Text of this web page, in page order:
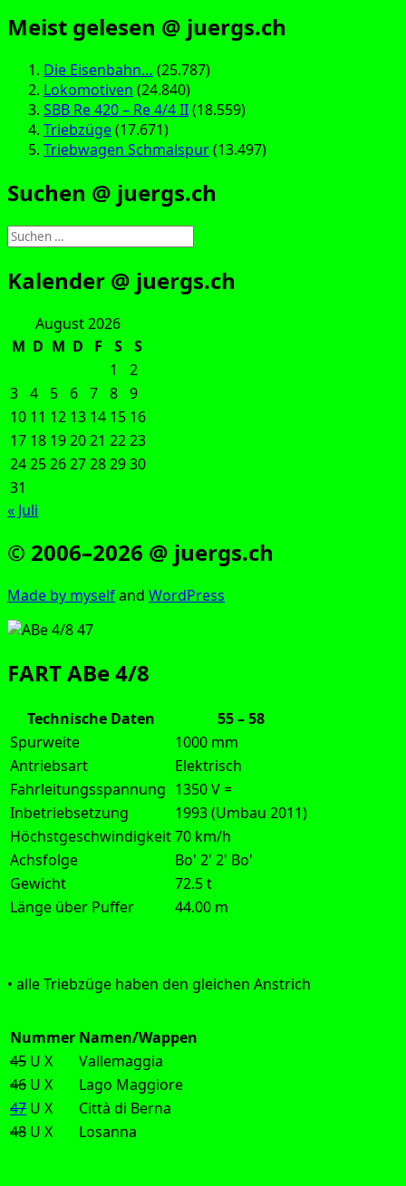
Meist gelesen @ juergs.ch
Die Eisenbahn… (25.787)
Lokomotiven (24.840)
SBB Re 420 – Re 4/4 II(18.559)
Triebzüge(17.671)
Triebwagen Schmalspur(13.497)
Suchen @ juergs.ch
Suchen
nach:
Kalender @ juergs.ch
August 2026
M D M D F S
S
1
2
3 4 5 6 7 8 9
10 11 12 13 14 15 16
17 18 192021 2223
24252627282930
31
« Juli
© 2006–2026 @ juergs.ch
Made by mys­elfand Word­Press
FART ABe 4/8
Technische Daten
55 – 58
Spurweite
1000 mm
Antriebsart
Elektrisch
Fahrleitungsspannung 1350 V =
Inbetriebsetzung
1993 (Umbau 2011)
Höchstgeschwindigkeit70 km/h
Achsfolge
Bo' 2' 2' Bo'
Gewicht
72.5 t
Länge über Puffer
44.00 m
• alle Trieb­zü­ge haben den glei­chen Anstrich
Nummer Namen/Wappen
45 U X
Vallemaggia
46 U X
Lago Maggiore
47 U X
Città di Berna
48 U X Losanna